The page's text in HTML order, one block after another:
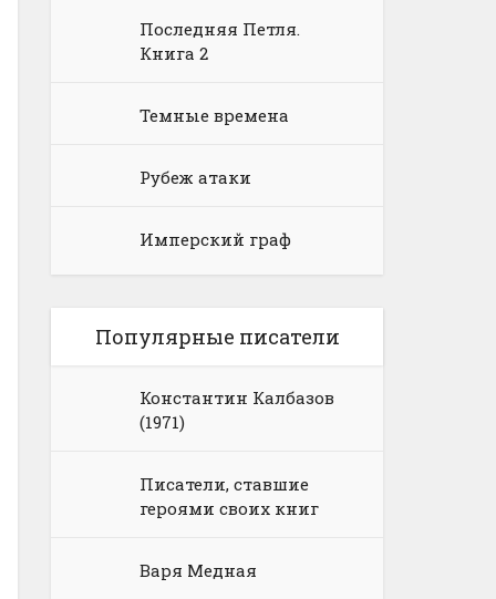
Последняя Петля.
Книга 2
Темные времена
Рубеж атаки
Имперский граф
Популярные писатели
Константин Калбазов
(1971)
Писатели, ставшие
героями своих книг
Варя Медная